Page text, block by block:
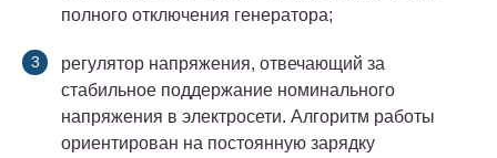
полного отключения генератора;
регулятор напряжения, отвечающий за
стабильное поддержание номинального
напряжения в электросети. Алгоритм работы
ориентирован на постоянную зарядку